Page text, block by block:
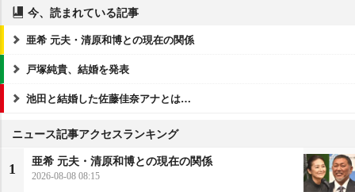
今、読まれている記事
亜希 元夫・清原和博との現在の関係
戸塚純貴、結婚を発表
池田と結婚した佐藤佳奈アナとは…
ニュース記事アクセスランキング
1
亜希 元夫・清原和博との現在の関係
2026-08-08 08:15